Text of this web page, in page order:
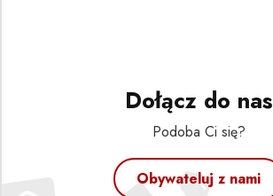
Dołącz do nas
Podoba Ci się?
Obywateluj z nami